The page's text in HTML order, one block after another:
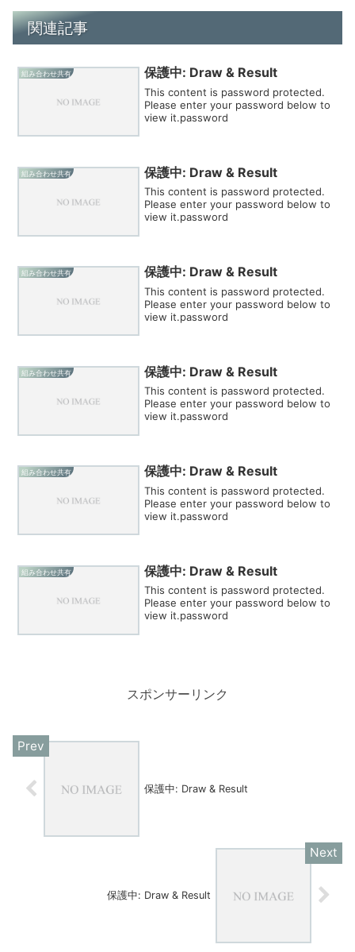
関連記事
組み合わせ共有 保護中: Draw & Result
This content is password protected.
Please enter your password below to
view it.password
組み合わせ共有 保護中: Draw & Result
This content is password protected.
Please enter your password below to
view it.password
組み合わせ共有 保護中: Draw & Result
This content is password protected.
Please enter your password below to
view it.password
組み合わせ共有 保護中: Draw & Result
This content is password protected.
Please enter your password below to
view it.password
組み合わせ共有 保護中: Draw & Result
This content is password protected.
Please enter your password below to
view it.password
組み合わせ共有 保護中: Draw & Result
This content is password protected.
Please enter your password below to
view it.password
スポンサーリンク
保護中: Draw & Result
保護中: Draw & Result